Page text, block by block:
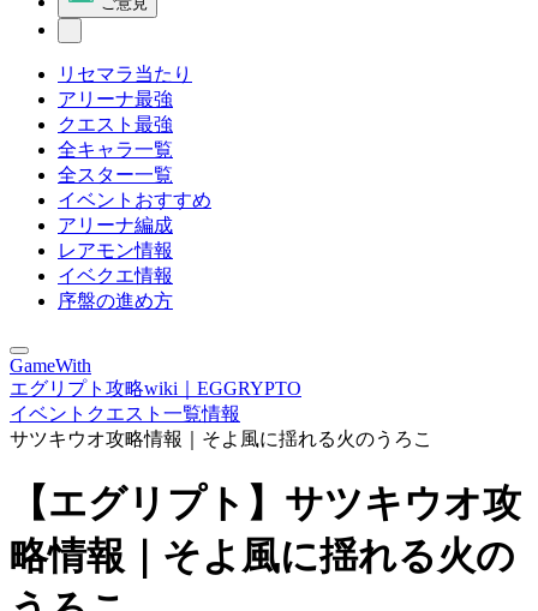
リセマラ当たり
アリーナ最強
クエスト最強
全キャラ一覧
全スター一覧
イベントおすすめ
アリーナ編成
レアモン情報
イベクエ情報
序盤の進め方
GameWith
エグリプト攻略wiki｜EGGRYPTO
イベントクエスト一覧情報
サツキウオ攻略情報｜そよ風に揺れる火のうろこ
【エグリプト】サツキウオ攻
略情報｜そよ風に揺れる火の